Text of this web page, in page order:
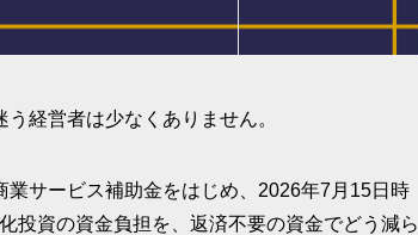
経営者は少なくありません。
サービス補助金をはじめ、2026年7月15日時
投資の資金負担を、返済不要の資金でどう減ら